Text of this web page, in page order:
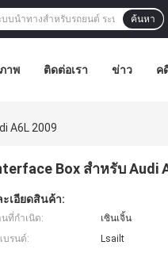
ค้นหา
าพ ติดต่อเรา ข่าว ค
A6L 2009
Box สำหรับ Audi
ะเอียดสินค้า:
นที่กำเนิด:
เซินเจิ้น
บรนด์:
Lsailt